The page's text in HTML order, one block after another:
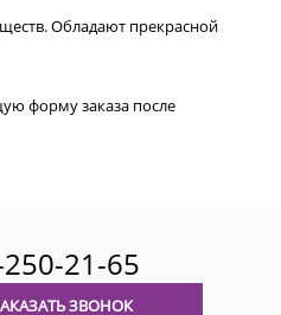
Обладают прекрасной
форму заказа после
21-65
ЗВОНОК